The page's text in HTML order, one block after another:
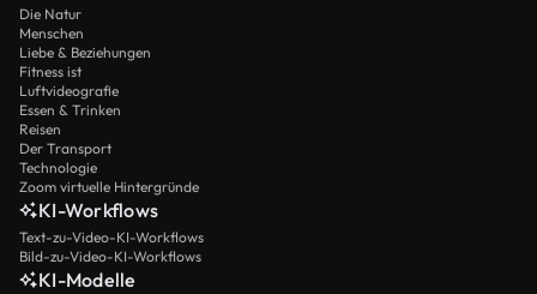
Die Natur
Menschen
Liebe & Beziehungen
Fitness ist
Luftvideografie
Essen & Trinken
Reisen
Der Transport
Technologie
Zoom virtuelle Hintergründe
KI-Workflows
Text-zu-Video-KI-Workflows
Bild-zu-Video-KI-Workflows
KI-Modelle